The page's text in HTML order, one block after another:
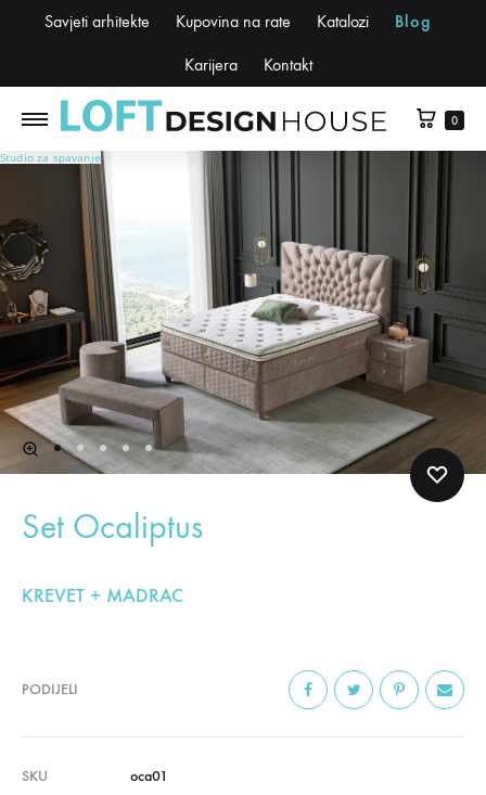
Savjeti arhitekte Kupovina na rate Katalozi Blog
Karijera Kontakt
0
Studio za spavanje
Set Ocaliptus
KREVET + MADRAC
PODIJELI
SKU
oca01